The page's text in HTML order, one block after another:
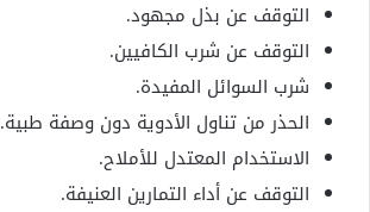
التوقف عن بذل مجهود.
التوقف عن شرب الكافيين.
شرب السوائل المفيدة.
الحذر من تناول الأدوية دون وصفة طبية.
الاستخدام المعتدل للأملاح.
التوقف عن أداء التمارين العنيفة.